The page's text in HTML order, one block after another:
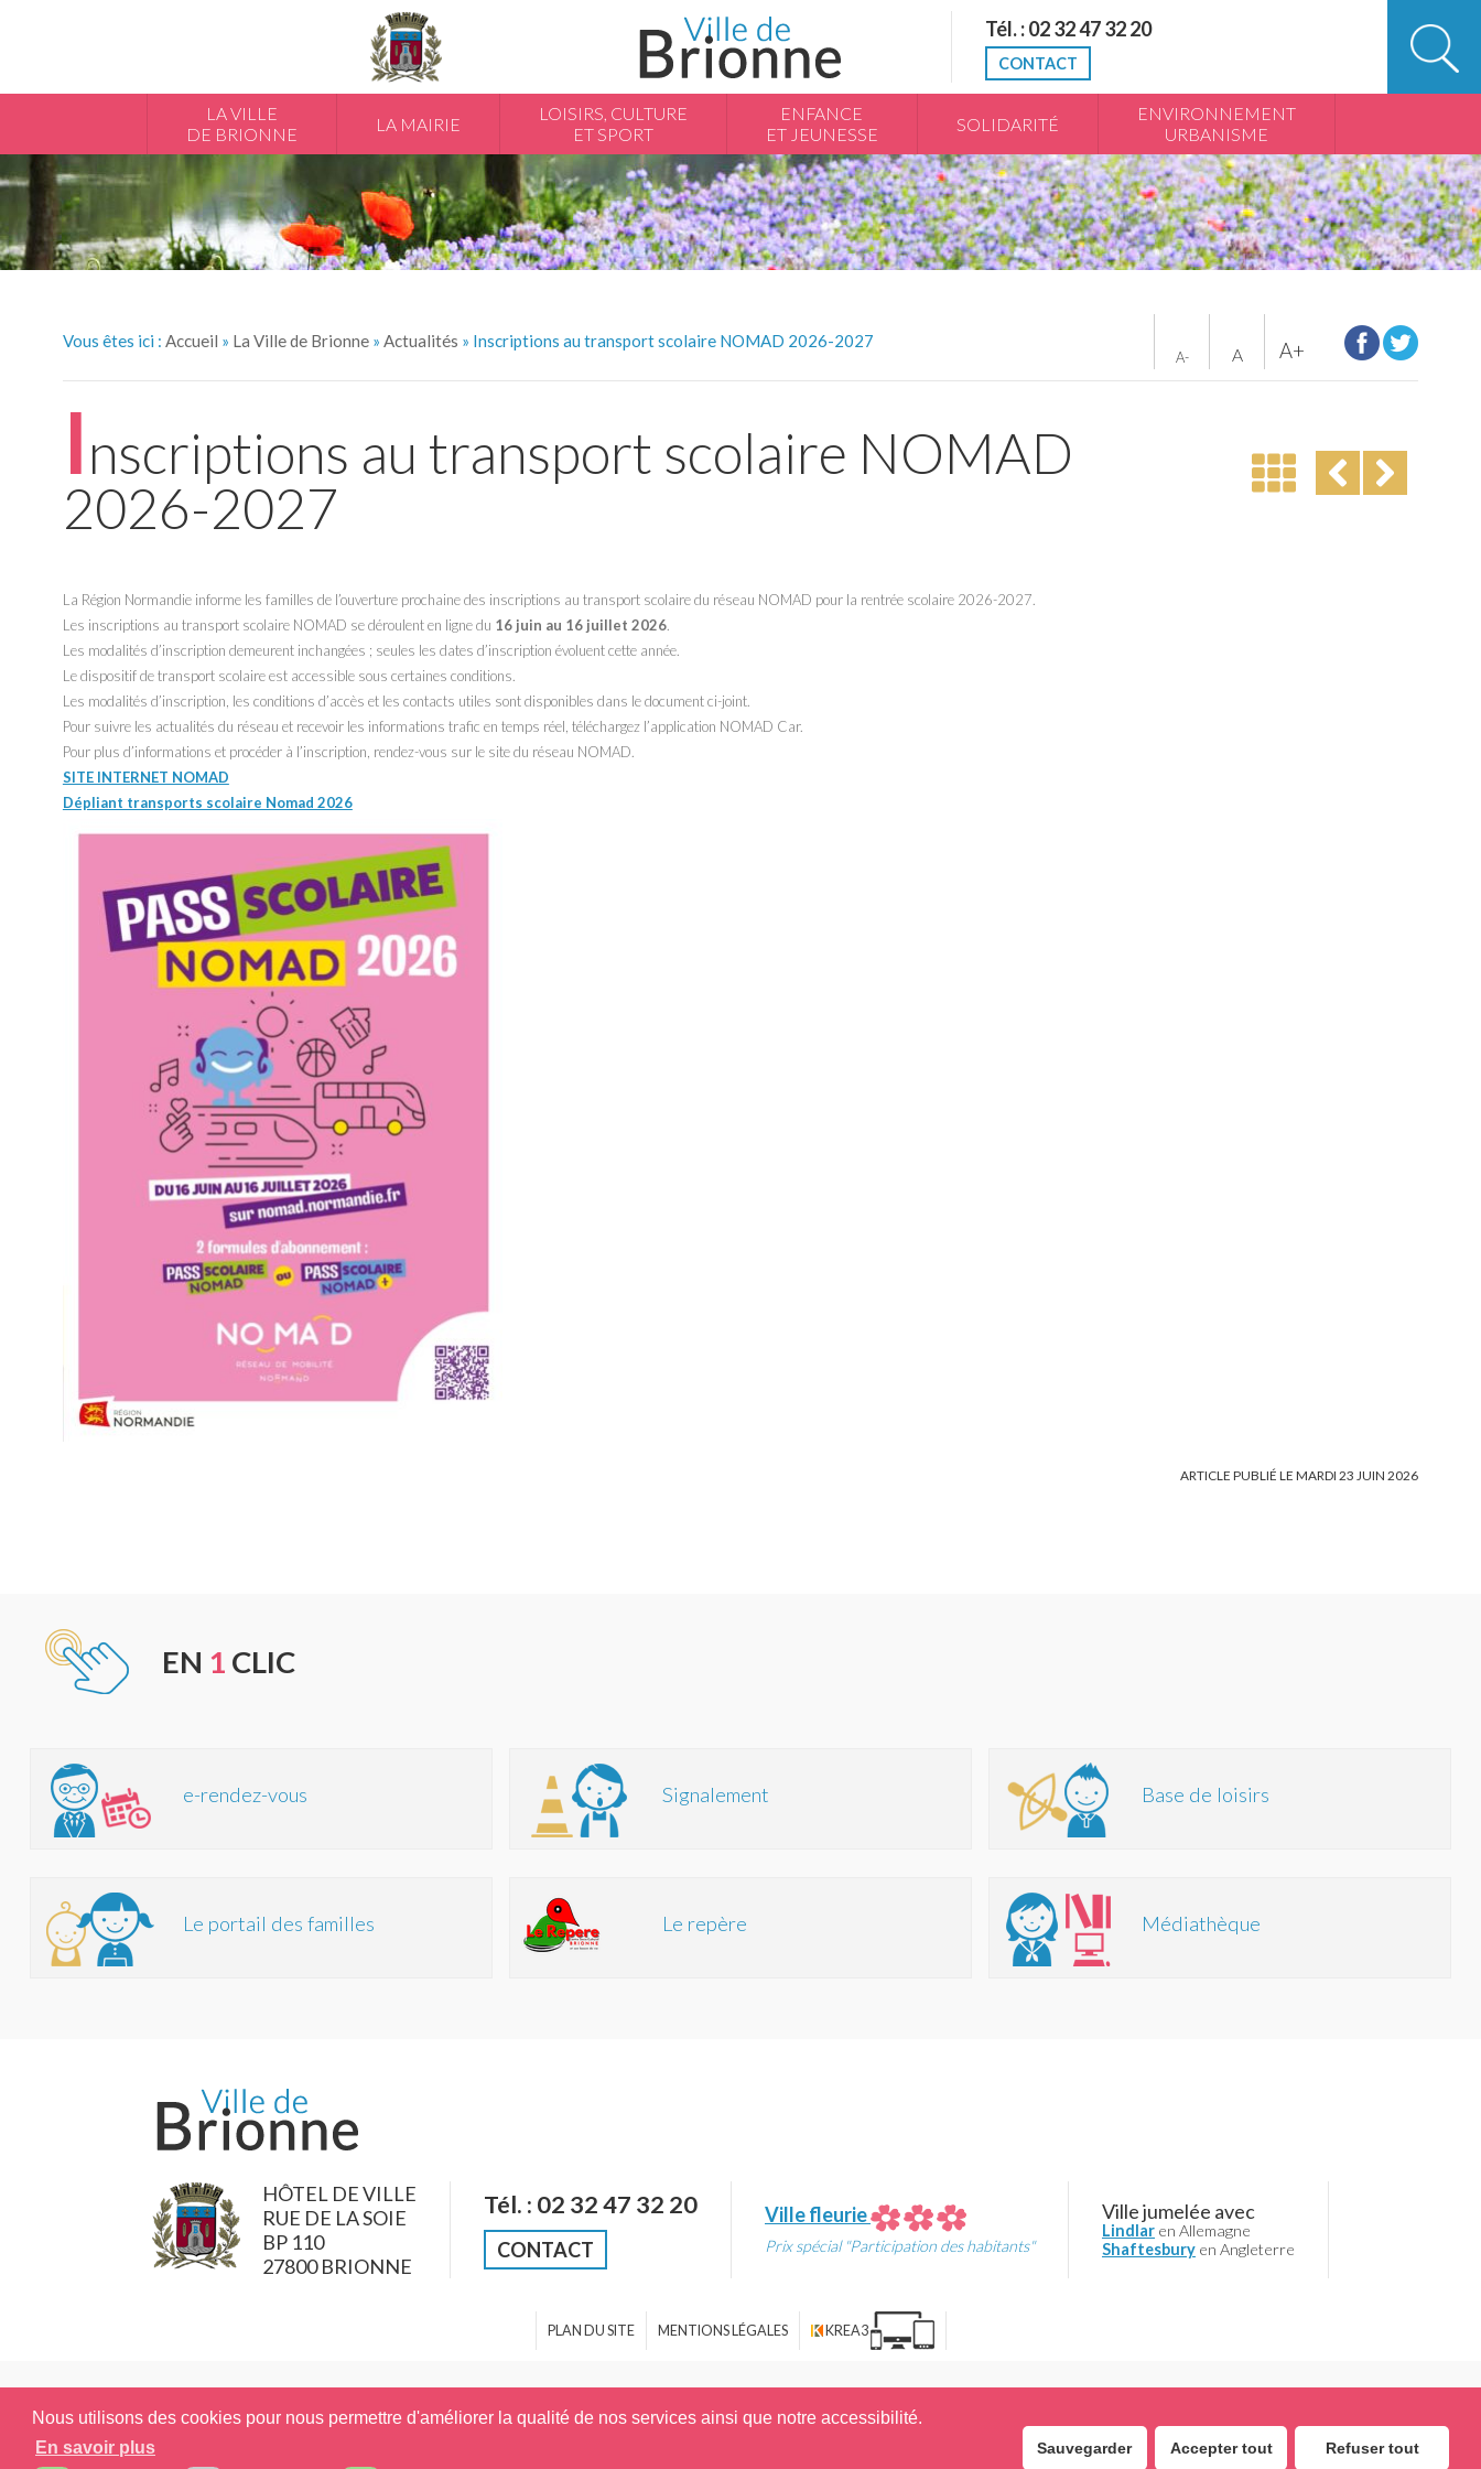
Nous utilisons des cookies pour nous permettre d'améliorer la qualité de nos services ainsi que notre accessibilité.
En savoir plus
Sauvegarder Accepter tout Refuser tout
Tél. : 02 32 47 32 20
CONTACT
LA VILLE
DE BRIONNE
LA MAIRIE
LOISIRS, CULTURE
ET SPORT
ENFANCE
ET JEUNESSE
SOLIDARITÉ
ENVIRONNEMENT
URBANISME
Vous êtes ici : Accueil » La Ville de Brionne» Actualités » Inscriptions au transport scolaire NOMAD 2026-2027 A+
A
A-
Inscriptions au transport scolaire NOMAD
2026-2027
La Région Normandie informe les familles de l’ouverture prochaine des inscriptions au transport scolaire du réseau NOMAD pour la rentrée scolaire 2026-2027.
Les inscriptions au transport scolaire NOMAD se déroulent en ligne du 16 juin au 16 juillet 2026.
Les modalités d’inscription demeurent inchangées ; seules les dates d’inscription évoluent cette année.
Le dispositif de transport scolaire est accessible sous certaines conditions.
Les modalités d’inscription, les conditions d’accès et les contacts utiles sont disponibles dans le document ci-joint.
Pour suivre les actualités du réseau et recevoir les informations trafic en temps réel, téléchargez l’application NOMAD Car.
Pour plus d’informations et procéder à l’inscription, rendez-vous sur le site du réseau NOMAD.
SITE INTERNET NOMAD
Dépliant transports scolaire Nomad 2026
ARTICLE PUBLIÉ LE MARDI 23 JUIN 2026
EN 1 CLIC
e-rendez-vous
Le portail des familles
Signalement
Le repère
Base de loisirs
Médiathèque
HÔTEL DE VILLE
RUE DE LA SOIE
BP 110
27800 BRIONNE
Tél. : 02 32 47 32 20
CONTACT
Ville fleurie
Prix spécial "Participation des habitants"
Ville jumelée avec
Lindlar en Allemagne
Shaftesbury en Angleterre
PLAN DU SITE MENTIONS LÉGALES KREA3